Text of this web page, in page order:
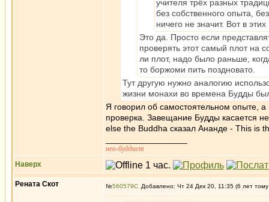
учителя трёх разных
без собственного опыта,
ничего не значит. Вот в
Это да. Просто если
проверять этот самый плот на
ли плот, надо было раньше,
то боржоми пить поздновато.
Тут другую нужно аналогию
жизни монахи во времена Будды
Я говорил об самостоятельном опыте,
проверка. Завещание Будды касается
else the Buddha сказал Ананде - This is
нео-буддист
Наверх
Рената Скот №560579 Добавлено: Чт 24 Дек 20, 11:35 (6 лет